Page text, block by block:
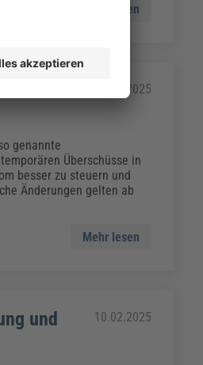
Mehr lesen
PV-
24.03.2025
genannte
Überschüsse in
besser zu steuern und
Änderungen gelten ab
Mehr lesen
und
10.02.2025